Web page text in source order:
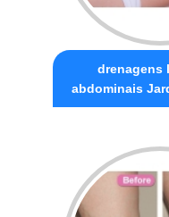
drenagens
abdominais